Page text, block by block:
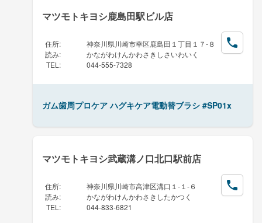
マツモトキヨシ鹿島田駅ビル店
住所:
神奈川県川崎市幸区鹿島田１丁目１７-８
読み:
かながわけんかわさきしさいわいく
TEL : 044-555-7328
ガム歯周プロケア ハグキケア電動替ブラシ #SP01x
マツモトキヨシ武蔵溝ノ口北口駅前店
住所:
神奈川県川崎市高津区溝口１-１-６
読み:
かながわけんかわさきしたかつく
TEL : 044-833-6821